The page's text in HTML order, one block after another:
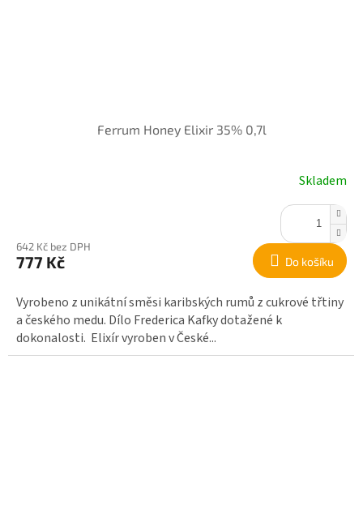
Ferrum Honey Elixir 35% 0,7l
Skladem
642 Kč bez DPH
777 Kč Do košíku
Vyrobeno z unikátní směsi karibských rumů z cukrové třtiny
a českého medu. Dílo Frederica Kafky dotažené k
dokonalosti. Elixír vyroben v České...